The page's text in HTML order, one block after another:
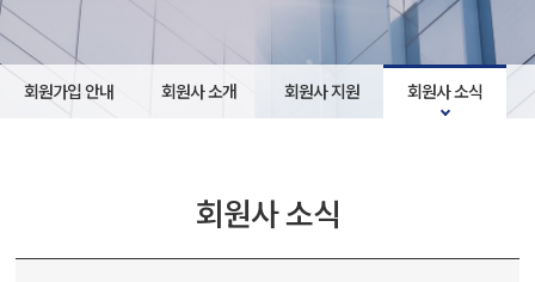
회원가입 안내 회원사 소개 회원사 지원 회원사 소식
회원사 소식